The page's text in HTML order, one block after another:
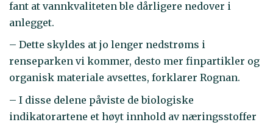
fant at vannkvaliteten ble dårligere nedover i
anlegget.
– Dette skyldes at jo lenger nedstrøms i
renseparken vi kommer, desto mer finpartikler og
organisk materiale avsettes, forklarer Rognan.
– I disse delene påviste de biologiske
indikatorartene et høyt innhold av næringsstoffer